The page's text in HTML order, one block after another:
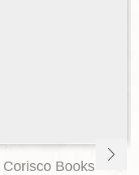
Corisco Books